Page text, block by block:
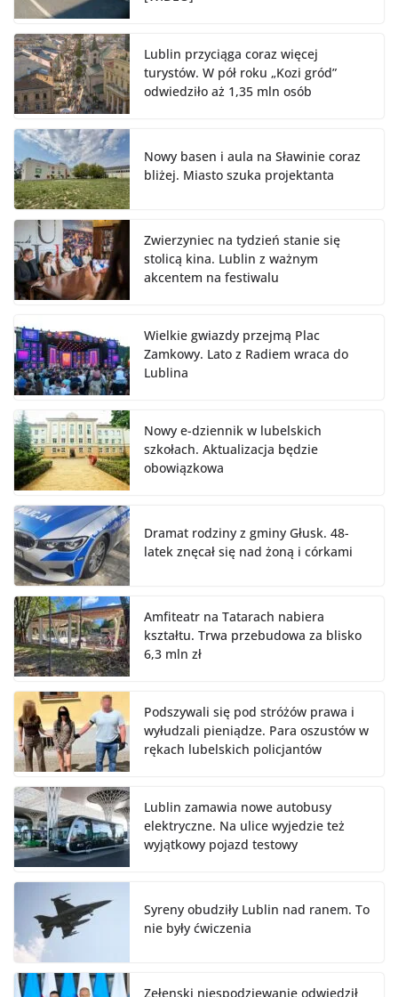
Lublin przyciąga coraz więcej
turystów. W pół roku „Kozi gród”
odwiedziło aż 1,35 mln osób
Nowy basen i aula na Sławinie coraz
bliżej. Miasto szuka projektanta
Zwierzyniec na tydzień stanie się
stolicą kina. Lublin z ważnym
akcentem na festiwalu
Wielkie gwiazdy przejmą Plac
Zamkowy. Lato z Radiem wraca do
Lublina
Nowy e-dziennik w lubelskich
szkołach. Aktualizacja będzie
obowiązkowa
Dramat rodziny z gminy Głusk. 48-
latek znęcał się nad żoną i córkami
Amfiteatr na Tatarach nabiera
kształtu. Trwa przebudowa za blisko
6,3 mln zł
Podszywali się pod stróżów prawa i
wyłudzali pieniądze. Para oszustów w
rękach lubelskich policjantów
Lublin zamawia nowe autobusy
elektryczne. Na ulice wyjedzie też
wyjątkowy pojazd testowy
Syreny obudziły Lublin nad ranem. To
nie były ćwiczenia
Zełenski niespodziewanie odwiedził